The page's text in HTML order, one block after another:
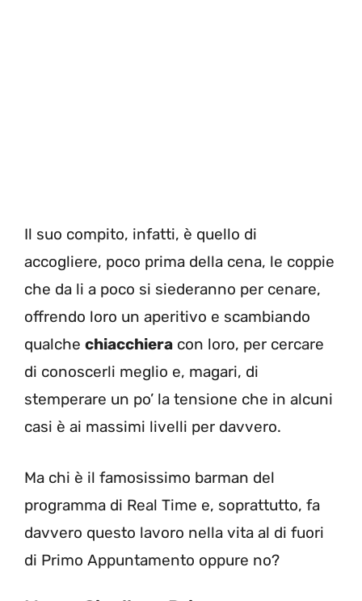
Il suo compito, infatti, è quello di
accogliere, poco prima della cena, le coppie
che da li a poco si siederanno per cenare,
offrendo loro un aperitivo e scambiando
qualche chiacchiera con loro, per cercare
di conoscerli meglio e, magari, di
stemperare un po’ la tensione che in alcuni
casi è ai massimi livelli per davvero.
Ma chi è il famosissimo barman del
programma di Real Time e, soprattutto, fa
davvero questo lavoro nella vita al di fuori
di Primo Appuntamento oppure no?